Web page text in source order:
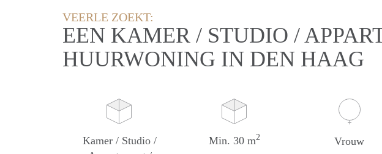
VEERLE ZOEKT:
EEN KAMER / STUDIO /
HUURWONING IN DEN HAAG
Kamer / Studio /
Min. 30 m2 Vrouw